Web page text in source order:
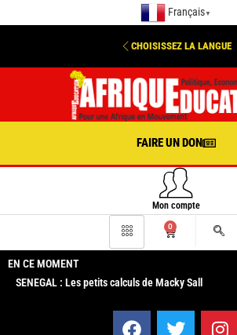
Français ▼
CHOISISSEZ LA LANGUE
FAIRE UN DON
Mon compte
0
EN CE MOMENT
SENEGAL : Les petits calculs de Macky Sall